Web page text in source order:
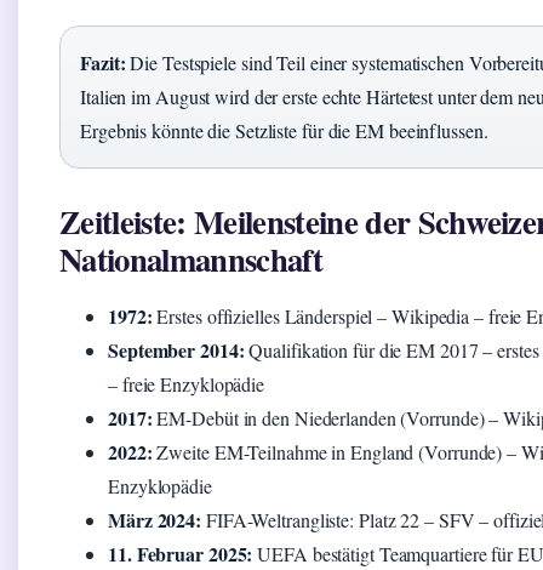
Fazit:Die Testspiele sind Teil einer systematischen
Italien im August wird der erste echte Härtetest unter dem
Ergebnis könnte die Setzliste für die EM beeinflussen.
Zeitleiste: Meilensteine der
Nationalmannschaft
1972:Erstes offizielles Länderspiel – Wikipedia – freie
September 2014:Qualifikation für die EM 2017 –
– freie Enzyklopädie
2017:EM-Debüt in den Niederlanden (Vorrunde) –
2022:Zweite EM-Teilnahme in England (Vorrunde) –
Enzyklopädie
März 2024: FIFA-Weltrangliste: Platz 22 – SFV –
11. Februar 2025: UEFA bestätigt Teamquartiere für